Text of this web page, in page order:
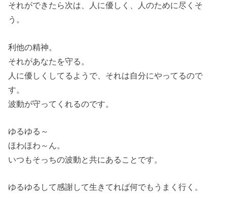
それができたら次は、人に優しく、人のために尽くそ
う。
利他の精神。
それがあなたを守る。
人に優しくしてるようで、それは自分にやってるので
す。
波動が守ってくれるのです。
ゆるゆる～
ほわほわ～ん。
いつもそっちの波動と共にあることです。
ゆるゆるして感謝して生きてれば何でもうまく行く。